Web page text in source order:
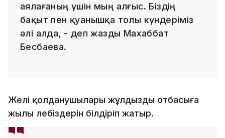
аялағаның үшін мың алғыс. Біздің
бақыт пен қуанышқа толы күндеріміз
әлі алда, - деп жазды Махаббат
Бесбаева.
Желі қолданушылары жұлдызды отбасыға
жылы лебіздерін білдіріп жатыр.